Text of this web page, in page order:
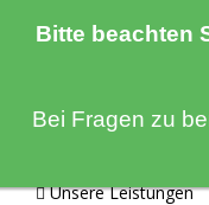
Bitte beachten
Bei Fragen zu
Unsere Leistungen